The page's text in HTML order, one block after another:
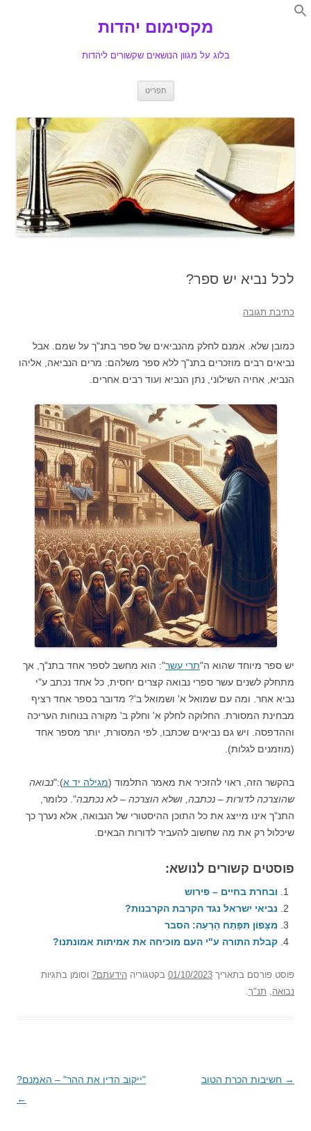
Search
מקסימום יהדות
בלוג על מגוון הנושאים שקשורים ליהדות
תפריט
לכל נביא יש ספר?
כתיבת תגובה
כמובן שלא. אמנם לחלק מהנביאים של ספר בתנ"ך על שמם. אבל
נביאים רבים מוזכרים בתנ"ך ללא ספר משלהם: מרים הנביאה, אליהו
הנביא, אחיה השילוני, נתן הנביא ועוד רבים אחרים.
יש ספר מיוחד שהוא ה"תרי עשר": הוא מחשב לספר אחד בתנ"ך, אך
מתחלק לשנים עשר ספרי נבואה קצרים יחסית, כל אחד נכתב ע"י
נביא אחר. ומה עם שמואל א' ושמואל ב'? מדובר בספר אחד רציף
מבחינת המסורת. החלוקה לחלק א' וחלק ב' מקורה בנוחות העריכה
וההדפסה. ויש גם נביאים שכתבו, לפי המסורת, יותר מספר אחד
(מוזמנים לגלות).
בהקשר הזה, ראוי להזכיר את מאמר התלמוד (מגילה יד א):"נבואה
שהוצרכה לדורות – נכתבה, ושלא הוצרכה – לא נכתבה". כלומר,
התנ"ך אינו מייצג את כל התוכן ההיסטורי של הנבואה, אלא נערך כך
שיכלול רק את מה שחשוב להעביר לדורות הבאים.
פוסטים קשורים לנושא:
ובחרת בחיים – פירוש
נביאי ישראל נגד הקרבת הקרבנות?
מִצָּפוֹן תִּפָּתַח הָרָעָה: הסבר
קבלת התורה ע"י העם מוכיחה את אמיתות אמונתנו?
פוסט פורסם בתאריך 01/10/2023 בקטגוריה הידעתם? וסומן בתגיות
נבואה
תנ"ך
ניווט
→ חשיבות הכרת הטוב
"ייקוב הדין את ההר" – האמנם?
←